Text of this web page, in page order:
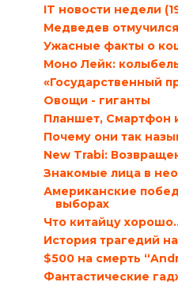
IT новости недели
Медведев
Ужасные факты о
Моно Лейк:
«Государственный
Овощи - гиганты
Планшет, Смартфон
Почему они так
New Trabi:
Знакомые лица в
Американские
выборах
Что китайцу
История трагедий
$500 на смерть
Фантастические